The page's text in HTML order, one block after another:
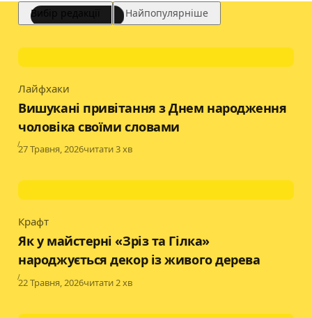
Вибір редакції Найпопулярніше
Category
Лайфхаки
Вишукані привітання з Днем народження
чоловіка своїми словами
Published
27 Травня, 2026читати 3 хв
Category
Крафт
Як у майстерні «Зріз та Гілка»
народжується декор із живого дерева
Published
22 Травня, 2026читати 2 хв